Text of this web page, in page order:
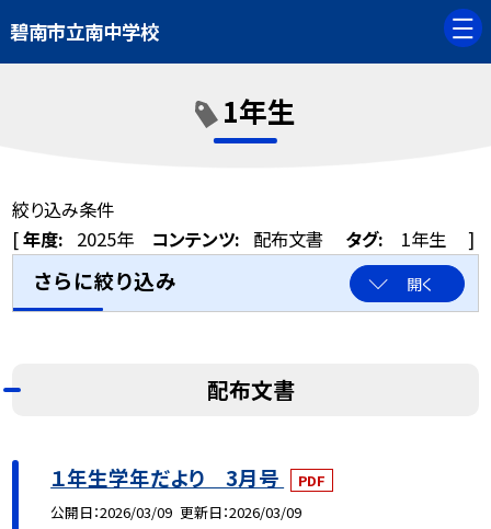
碧南市立南中学校
1年生
絞り込み条件
[年度: 2025年 コンテンツ: 配布文書 タグ: 1年生 ]
さらに絞り込み 開く
配布文書
１年生学年だより 3月号
PDF
公開日 2026/03/09 更新日 2026/03/09